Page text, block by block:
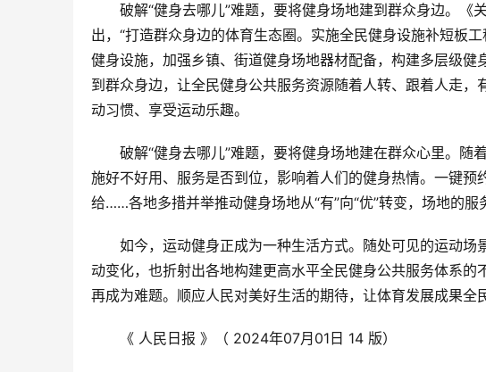
破解“健身去哪儿”难题，要将健身场地建到群众身边。《
出，“打造群众身边的体育生态圈。实施全民健身设施补短板
健身设施，加强乡镇、街道健身场地器材配备，构建多层级
到群众身边，让全民健身公共服务资源随着人转、跟着人走
动习惯、享受运动乐趣。
破解“健身去哪儿”难题，要将健身场地建在群众心里。随
施好不好用、服务是否到位，影响着人们的健身热情。一键
给……各地多措并举推动健身场地从“有”向“优”转变，场地的服
如今，运动健身正成为一种生活方式。随处可见的运动场
动变化，也折射出各地构建更高水平全民健身公共服务体系的
再成为难题。顺应人民对美好生活的期待，让体育发展成果全
《 人民日报 》（ 2024年07月01日 14 版）